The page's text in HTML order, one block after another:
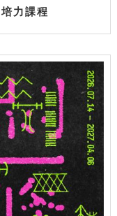
力課程